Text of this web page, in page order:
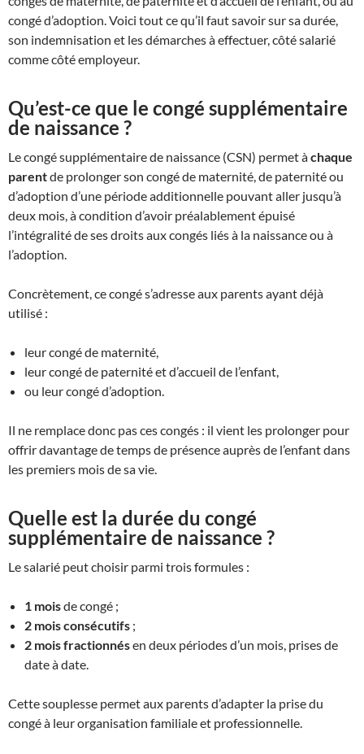
congé d’adoption. Voici tout ce qu’il faut savoir sur sa durée,
son indemnisation et les démarches à effectuer, côté salarié
comme côté employeur.
Qu’est-ce que le congé supplémentaire
de naissance ?
Le congé supplémentaire de naissance (CSN) permet àchaque
parentde prolonger son congé de maternité, de paternité ou
d’adoption d’une période additionnelle pouvant aller jusqu’à
deux mois, à condition d’avoir préalablement épuisé
l’intégralité de ses droits aux congés liés à la naissance ou à
l’adoption.
Concrètement, ce congé s’adresse aux parents ayant déjà
utilisé :
leur congé de maternité,
leur congé de paternité et d’accueil de l’enfant,
ou leur congé d’adoption.
Il ne remplace donc pas ces congés : il vient les prolonger pour
offrir davantage de temps de présence auprès de l’enfant dans
les premiers mois de sa vie.
Quelle est la durée du congé
supplémentaire de naissance ?
Le salarié peut choisir parmi trois formules :
1 moisde congé ;
2 mois consécutifs ;
2 mois fractionnésen deux périodes d’un mois, prises de
date à date.
Cette souplesse permet aux parents d’adapter la prise du
congé à leur organisation familiale et professionnelle.